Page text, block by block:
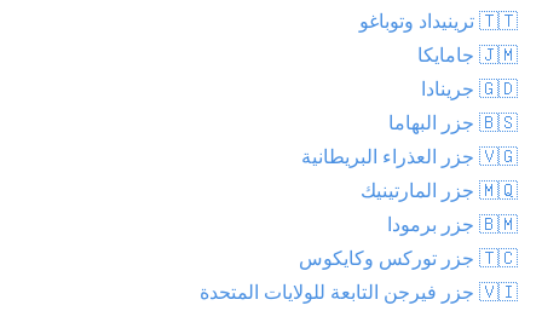
🇹🇹 ترينيداد وتوباغو
🇯🇲 جامايكا
🇬🇩 جرينادا
🇧🇸 جزر البهاما
🇻🇬 جزر العذراء البريطانية
🇲🇶 جزر المارتينيك
🇧🇲 جزر برمودا
🇹🇨 جزر توركس وكايكوس
🇻🇮 جزر فيرجن التابعة للولايات المتحدة